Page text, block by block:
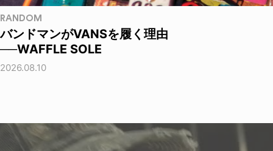
RANDOM
バンドマンがVANSを履く理由
──WAFFLE SOLE
2026.08.10